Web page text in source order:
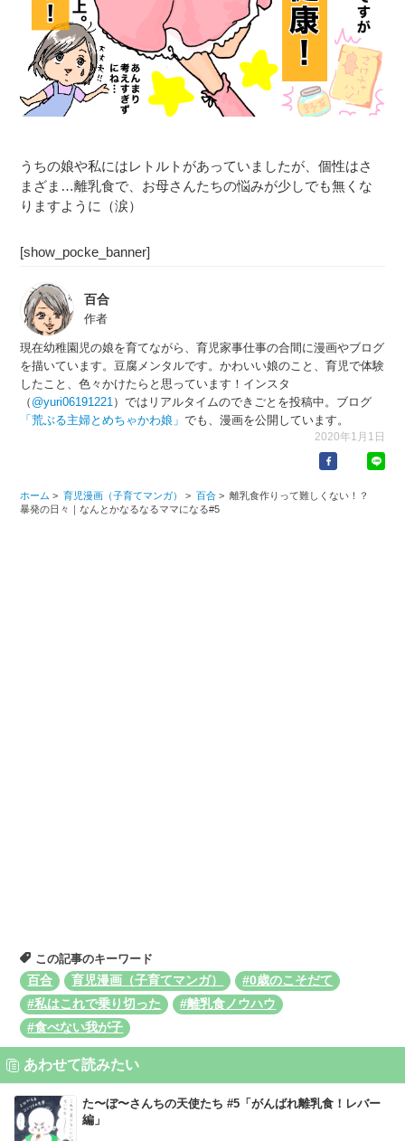
うちの娘や私にはレトルトがあっていましたが、個性はさ
まざま…離乳食で、お母さんたちの悩みが少しでも無くな
りますように（涙）
[show_pocke_banner]
百合
作者
現在幼稚園児の娘を育てながら、育児家事仕事の合間に漫画やブログ
を描いています。豆腐メンタルです。かわいい娘のこと、育児で体験
したこと、色々かけたらと思っています！インスタ
（ @yuri06191221 ）ではリアルタイムのできごとを投稿中。ブログ
「荒ぶる主婦とめちゃかわ娘」でも、漫画を公開しています。
2020年1月1日
ホーム > 育児漫画（子育てマンガ） > 百合 > 離乳食作りって難しくない！？
暴発の日々｜なんとかなるなるママになる#5
この記事のキーワード
百合
育児漫画（子育てマンガ）
#0歳のこそだて
#私はこれで乗り切った
#離乳食ノウハウ
#食べない我が子
あわせて読みたい
た〜ぼ〜さんちの天使たち #5「がんばれ離乳食！レバー
編」